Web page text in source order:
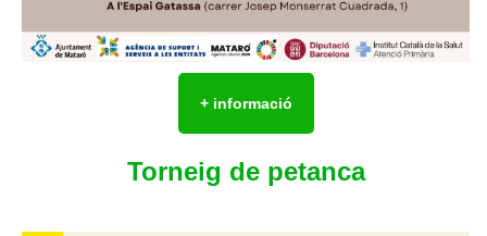
+ informació
Torneig de petanca